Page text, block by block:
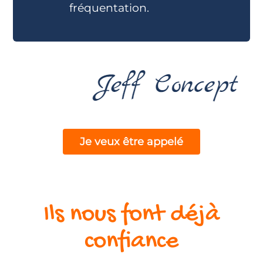
fréquentation.
Je veux être appelé
Ils nous font déjà
confiance